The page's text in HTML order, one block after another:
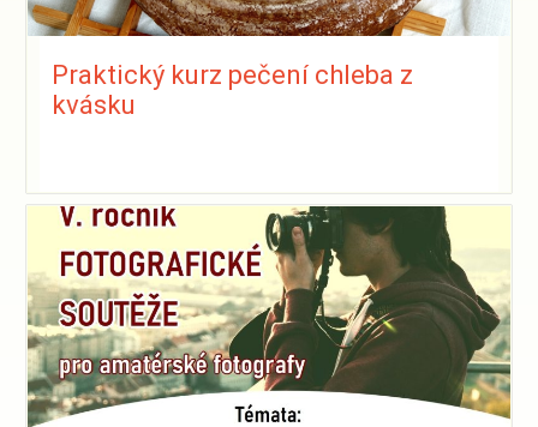
Praktický kurz pečení chleba z
kvásku